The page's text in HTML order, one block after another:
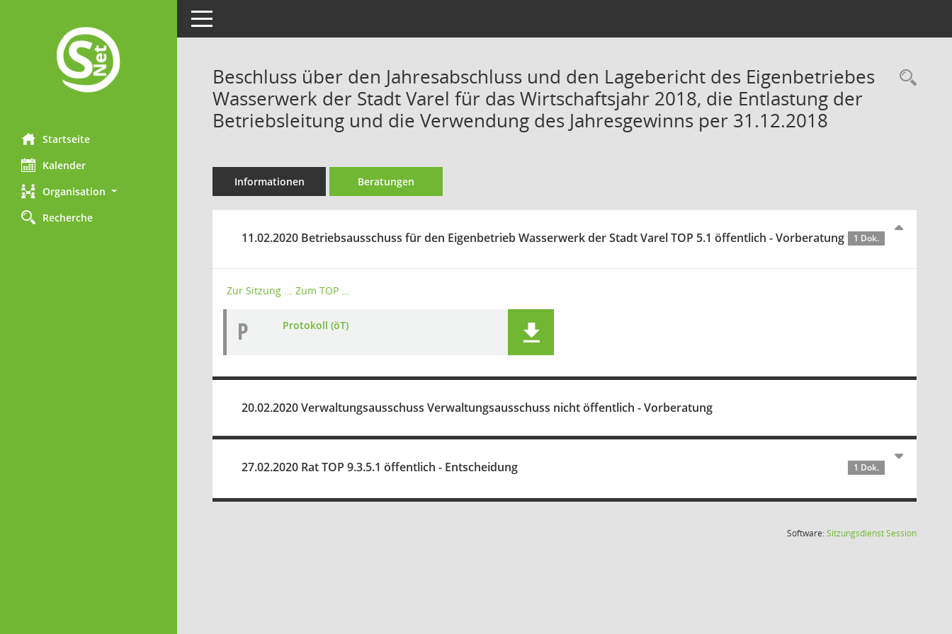
Startseite
Kalender
Organisation
Recherche
Toggle navigation
Beschluss über den Jahresabschluss und den Lagebericht des Eigenbetriebes
Wasserwerk der Stadt Varel für das Wirtschaftsjahr 2018, die Entlastung der
Betriebsleitung und die Verwendung des Jahresgewinns per 31.12.2018
Informationen Beratungen
11.02.2020 Betriebsausschuss für den Eigenbetrieb Wasserwerk der Stadt Varel TOP 5.1 öffentlich - Vorberatung 1 Dok.
Zur Sitzung ... Zum TOP ...
P Protokoll (öT)
20.02.2020 Verwaltungsausschuss Verwaltungsausschuss nicht öffentlich - Vorberatung
27.02.2020 Rat TOP 9.3.5.1 öffentlich - Entscheidung 1 Dok.
Software:SitzungsdienstSession(Wird in